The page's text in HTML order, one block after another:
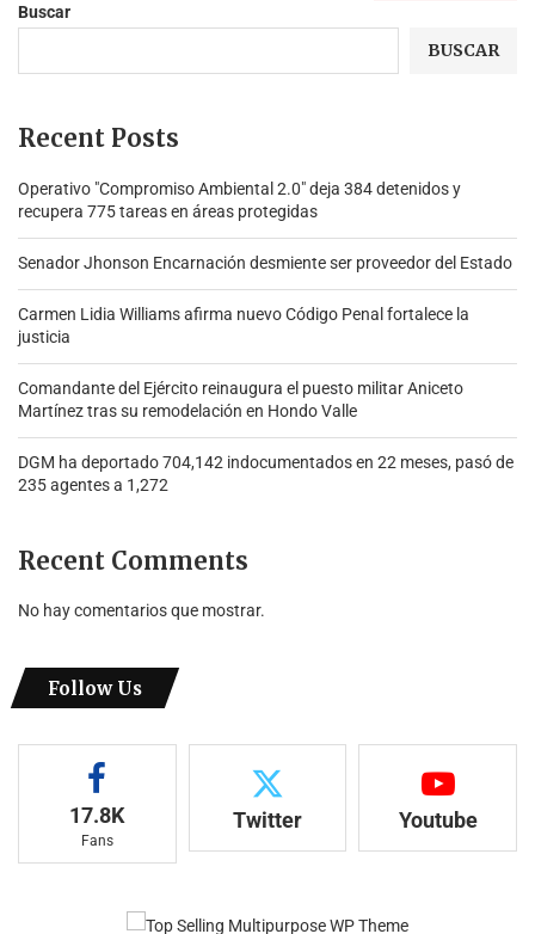
Buscar
BUSCAR
Recent Posts
Operativo "Compromiso Ambiental 2.0″ deja 384 detenidos y
recupera 775 tareas en áreas protegidas
Senador Jhonson Encarnación desmiente ser proveedor del Estado
Carmen Lidia Williams afirma nuevo Código Penal fortalece la
justicia
Comandante del Ejército reinaugura el puesto militar Aniceto
Martínez tras su remodelación en Hondo Valle
DGM ha deportado 704,142 indocumentados en 22 meses, pasó de
235 agentes a 1,272
Recent Comments
No hay comentarios que mostrar.
Follow Us
17.8K
Fans
Twitter Youtube